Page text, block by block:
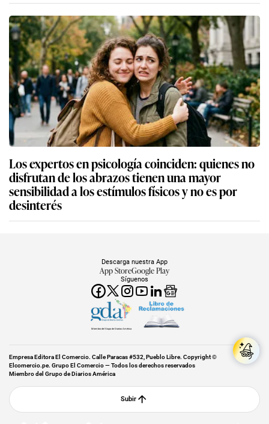
Los expertos en psicología coinciden: quienes no
disfrutan de los abrazos tienen una mayor
sensibilidad a los estímulos físicos y no es por
desinterés
Síguenos
Descarga nuestra App
App StoreGoogle Play
Miembro del Grupo de Diarios América
Empresa Editora El Comercio. Calle Paracas #532, Pueblo Libre. Copyright ©
Elcomercio.pe. Grupo El Comercio — Todos los derechos reservados
Miembro del Grupo de Diarios América
Subir